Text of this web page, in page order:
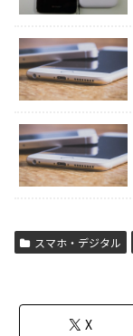
スマホ・デジタル
X